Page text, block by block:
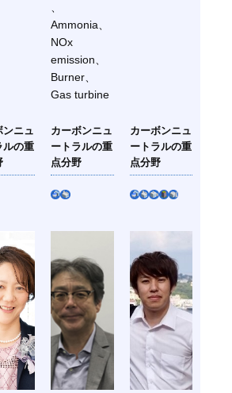
ンニュ
ルの重
、
Ammonia、
NOx
emission、
Burner、
Gas turbine
カーボンニュ
ートラルの重
点分野
カーボンニュ
ートラルの重
点分野